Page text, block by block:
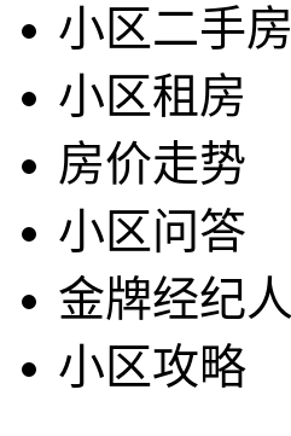
小区二手房
小区租房
房价走势
小区问答
金牌经纪人
小区攻略